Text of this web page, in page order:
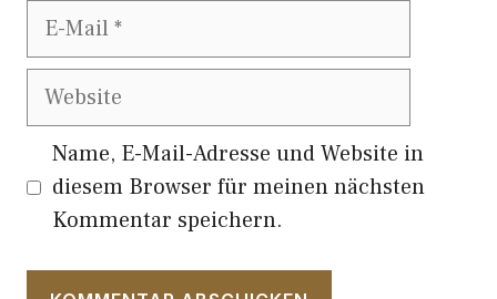
E-
Website
Name, E-Mail-Adresse und Website in
diesem Browser für meinen nächsten
Kommentar speichern.